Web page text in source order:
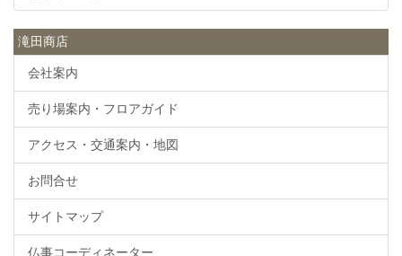
滝田商店
会社案内
売り場案内・フロアガイド
アクセス・交通案内・地図
お問合せ
サイトマップ
仏事コーディネーター